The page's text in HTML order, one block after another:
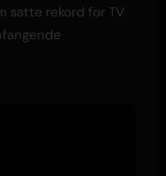
satte rekord for TV